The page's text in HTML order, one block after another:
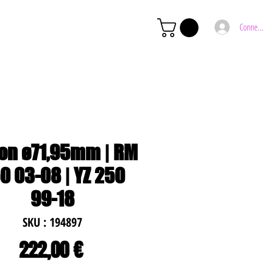
Connexion
ø71,95mm | RM
03-08 | YZ 250
99-18
SKU : 194897
222,00 €Prix